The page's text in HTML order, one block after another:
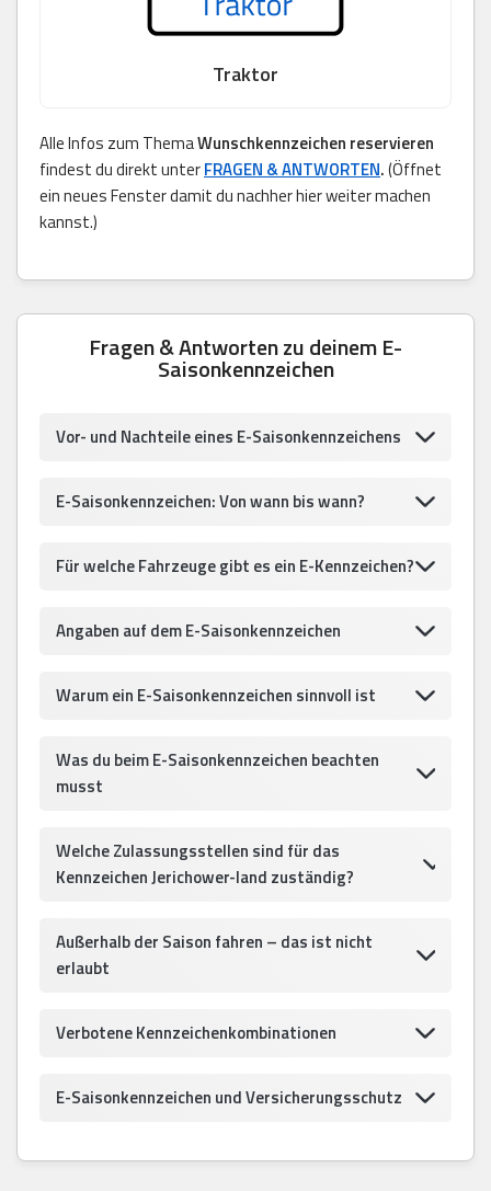
Traktor
Alle Infos zum ThemaWunschkennzeichen reservieren
findest du direkt unterFRAGEN & ANTWORTEN.(Öffnet
ein neues Fenster damit du nachher hier weiter machen
kannst.)
Fragen & Antworten zu deinem E-
Saisonkennzeichen
Vor- und Nachteile eines E-Saisonkennzeichens
E-Saisonkennzeichen: Von wann bis wann?
Für welche Fahrzeuge gibt es ein E-Kennzeichen?
Angaben auf dem E-Saisonkennzeichen
Warum ein E-Saisonkennzeichen sinnvoll ist
Was du beim E-Saisonkennzeichen beachten
musst
Welche Zulassungsstellen sind für das
Kennzeichen Jerichower-land zuständig?
Außerhalb der Saison fahren – das ist nicht
erlaubt
Verbotene Kennzeichenkombinationen
E-Saisonkennzeichen und Versicherungsschutz